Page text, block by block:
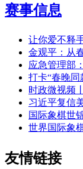
赛事信息
让你爱不释
金观平：从
应急管理部
打卡“春晚同
时政微视频
习近平复信
国际象棋世
世界国际象
友情链接